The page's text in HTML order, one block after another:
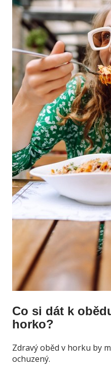
Co si dát k
horko?
Zdravý oběd v horku by
ochuzený.